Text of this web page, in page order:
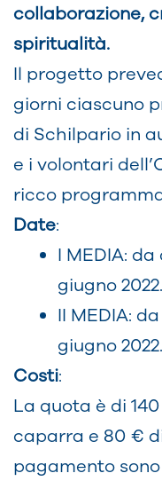
collaborazione,
spiritualità.
Il progetto
giorni ciascuno
di Schilpario in
e i volontari
ricco
Date:
I MEDIA:
giugno 2022.
II MEDIA:
giugno 2022.
Costi:
La quota è di
caparra e 80 €
pagamento